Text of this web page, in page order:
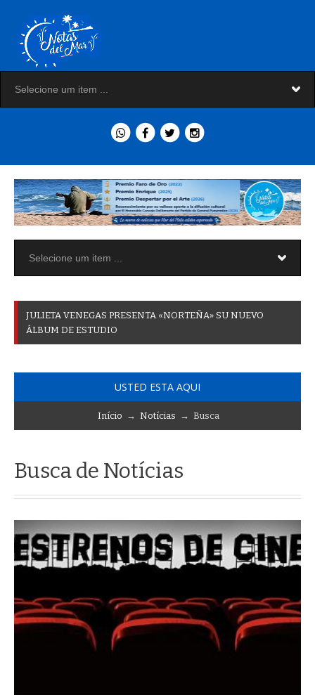
JULIETA VENEGAS PRESENTA «NORTEÑA» SU NUEVO
ÁLBUM DE ESTUDIO
USTED ESTA AQUI
Início → Notícias → Busca
Busca de Notícias